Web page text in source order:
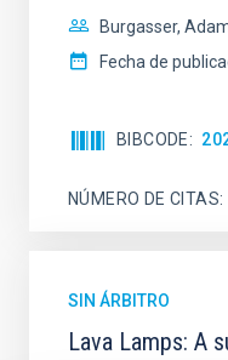
Burgasser,
Fecha de
BIBCODE
NÚMERO DE CITAS
SIN ÁRBITRO
Lava Lamps: A